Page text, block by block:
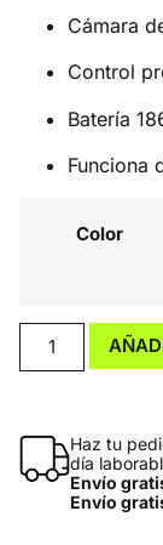
Cámara
Control
Batería
Funciona
Color
Haz tu
día
Envío
Envío